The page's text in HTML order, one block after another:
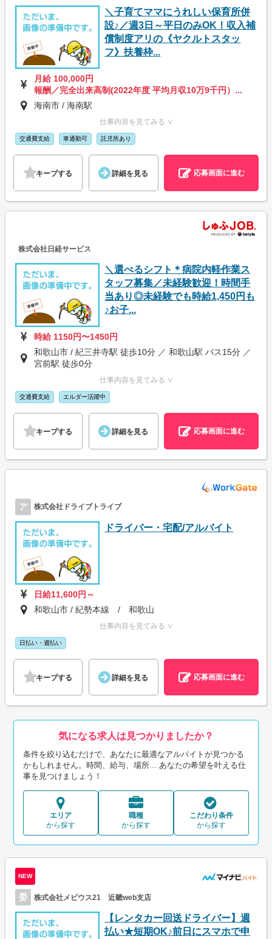
＼子育てママにうれしい保育所併
設♪／週3日～平日のみOK！収入補
償制度アリの《ヤクルトスタッ
フ》扶養枠...
月給 100,000円
報酬／完全出来高制(2022年度 平均月収10万9千円）...
海南市 / 海南駅
仕事内容を見てみる ∨
交通費支給 車通勤可 託児所あり
キープする 詳細を見る 応募画面に進む
株式会社日経サービス
＼選べるシフト＊病院内軽作業ス
タッフ募集／未経験歓迎！時間手
当あり◎未経験でも時給1,450円も
♪お子...
時給 1150円〜1450円
和歌山市 / 紀三井寺駅 徒歩10分 ／ 和歌山駅 バス15分 ／
宮前駅 徒歩0分
仕事内容を見てみる ∨
交通費支給 エルダー活躍中
キープする 詳細を見る 応募画面に進む
ア 株式会社ドライブトライブ
ドライバー・宅配/アルバイト
日給11,600円～
和歌山市 / 紀勢本線 / 和歌山
仕事内容を見てみる ∨
日払い・週払い
キープする 詳細を見る 応募画面に進む
気になる求人は見つかりましたか？
条件を絞り込むだけで、あなたに最適なアルバイトが見つかる
かもしれません。時間、給与、場所... あなたの希望を叶える仕
事を見つけましょう！
エリア
から探す
職種
から探す
こだわり条件
から探す
NEW
委 株式会社メビウス21 近畿web支店
【レンタカー回送ドライバー】週
払い★短期OK♪前日にスマホで申